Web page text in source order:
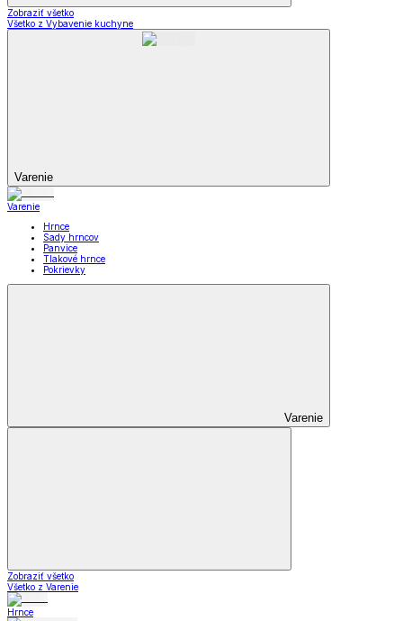
Zobraziť všetko
Všetko z Vybavenie kuchyne
Varenie
Varenie
Hrnce
Sady hrncov
Panvice
Tlakové hrnce
Pokrievky
Varenie
Zobraziť všetko
Všetko z Varenie
Hrnce